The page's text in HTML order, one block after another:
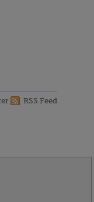
RSS Feed